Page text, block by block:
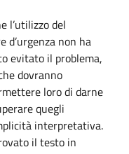
l’utilizzo del
d’urgenza non ha
evitato il problema,
dovranno
loro di darne
quegli
interpretativa.
il testo in